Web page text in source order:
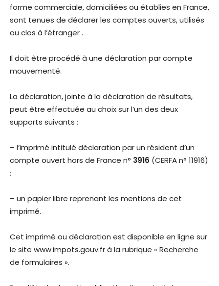
forme commerciale, domiciliées ou établies en France,
sont tenues de déclarer les comptes ouverts, utilisés
ou clos à l’étranger .
Il doit être procédé à une déclaration par compte
mouvementé.
La déclaration, jointe à la déclaration de résultats,
peut être effectuée au choix sur l’un des deux
supports suivants :
– l’imprimé intitulé déclaration par un résident d’un
compte ouvert hors de France n° 3916 (CERFA n° 11916)
;
– un papier libre reprenant les mentions de cet
imprimé.
Cet imprimé ou déclaration est disponible en ligne sur
le site www.impots.gouv.fr à la rubrique « Recherche
de formulaires ».